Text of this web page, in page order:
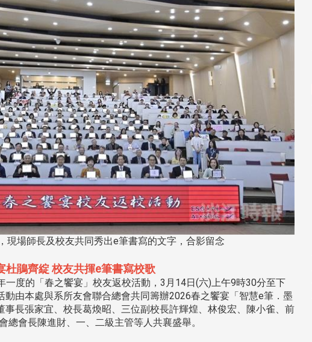
場師長及校友共同秀出e筆書寫的文字，合影留念
杜鵑齊綻 校友共揮e筆書寫校歌
度的「春之饗宴」校友返校活動，3月14日(六)上午9時30分至下
由本處與系所友會聯合總會共同籌辦2026春之饗宴「智慧e筆．墨
長張家宜、校長葛煥昭、三位副校長許輝煌、林俊宏、陳小雀、前
會長陳進財、一、二級主管等人共襄盛舉。